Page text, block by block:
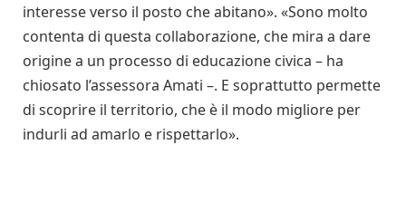
interesse verso il posto che abitano». «Sono molto
contenta di questa collaborazione, che mira a dare
origine a un processo di educazione civica – ha
chiosato l’assessora Amati –. E soprattutto permette
di scoprire il territorio, che è il modo migliore per
indurli ad amarlo e rispettarlo».